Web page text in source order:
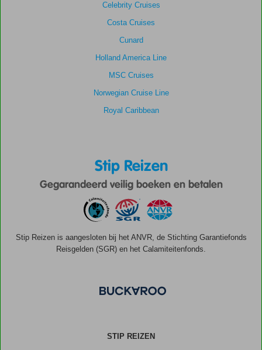
Celebrity Cruises
Costa Cruises
Cunard
Holland America Line
MSC Cruises
Norwegian Cruise Line
Royal Caribbean
Stip Reizen
Gegarandeerd veilig boeken en betalen
Stip Reizen is aangesloten bij het ANVR, de Stichting Garantiefonds
Reisgelden (SGR) en het Calamiteitenfonds.
STIP REIZEN